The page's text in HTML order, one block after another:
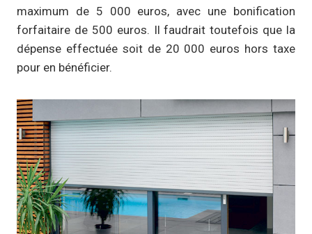
maximum de 5 000 euros, avec une bonification
forfaitaire de 500 euros. Il faudrait toutefois que la
dépense effectuée soit de 20 000 euros hors taxe
pour en bénéficier.